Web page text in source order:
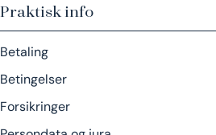
Praktisk info
Betaling
Betingelser
Forsikringer